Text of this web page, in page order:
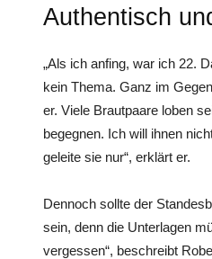
Authentisch
„Als ich anfing, war ich 22.
kein Thema. Ganz im
er. Viele Brautpaare loben
begegnen. Ich will ihnen
geleite sie nur“, erklärt er.
Dennoch sollte der
sein, denn die Unterlagen
vergessen“, beschreibt